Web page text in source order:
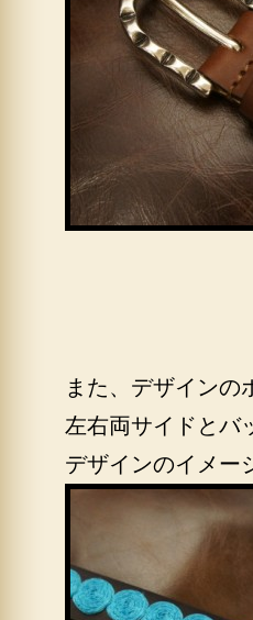
また、デザインの
左右両サイドとバ
デザインのイメー